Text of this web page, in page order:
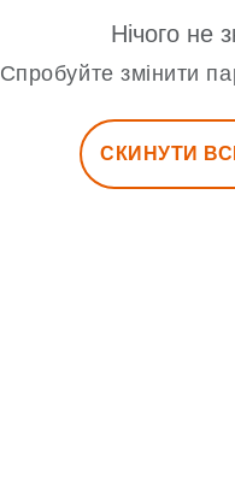
Нічого не
Спробуйте змінити
СКИНУТИ